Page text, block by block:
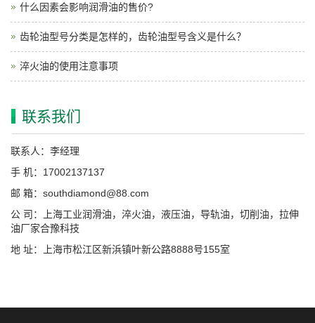
什么因素会影响润滑油的售价?
齿轮油型号分类是怎样的，齿轮油型号含义是什么？
淬火油的使用注意事项
联系我们
联系人：李经理
手 机：17002137137
邮 箱：southdiamond@88.com
公 司：上海工业润滑油，淬火油，液压油，导轨油，切削油，拉伸
油厂家合豫科技
地 址：上海市松江区新浜镇叶新公路8888号155室